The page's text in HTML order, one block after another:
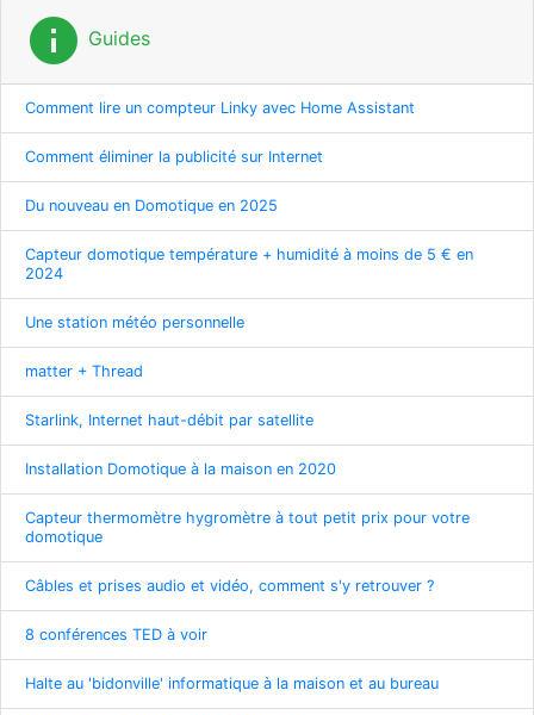
info Guides
Comment lire un compteur Linky avec Home Assistant
Comment éliminer la publicité sur Internet
Du nouveau en Domotique en 2025
Capteur domotique température + humidité à moins de 5 € en
2024
Une station météo personnelle
matter + Thread
Starlink, Internet haut-débit par satellite
Installation Domotique à la maison en 2020
Capteur thermomètre hygromètre à tout petit prix pour votre
domotique
Câbles et prises audio et vidéo, comment s'y retrouver ?
8 conférences TED à voir
Halte au 'bidonville' informatique à la maison et au bureau